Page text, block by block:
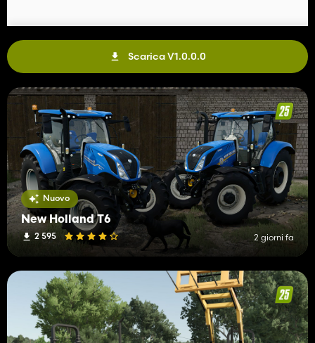
Scarica V1.0.0.0
Nuovo
New Holland T6
2 595 2 giorni fa